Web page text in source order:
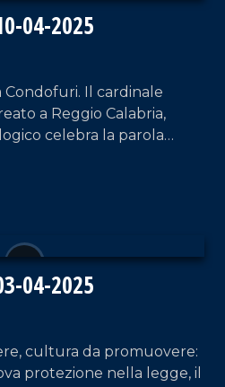
04-2025
Condofuri. Il cardinale
a Reggio Calabria,
celebra la parola
04-2025
cultura da promuovere:
protezione nella legge, il